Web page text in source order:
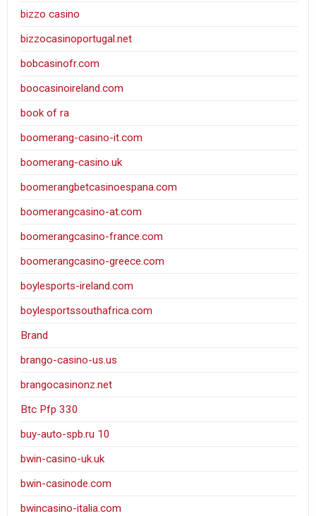
bizzo casino
bizzocasinoportugal.net
bobcasinofr.com
boocasinoireland.com
book of ra
boomerang-casino-it.com
boomerang-casino.uk
boomerangbetcasinoespana.com
boomerangcasino-at.com
boomerangcasino-france.com
boomerangcasino-greece.com
boylesports-ireland.com
boylesportssouthafrica.com
Brand
brango-casino-us.us
brangocasinonz.net
Btc Pfp 330
buy-auto-spb.ru 10
bwin-casino-uk.uk
bwin-casinode.com
bwincasino-italia.com